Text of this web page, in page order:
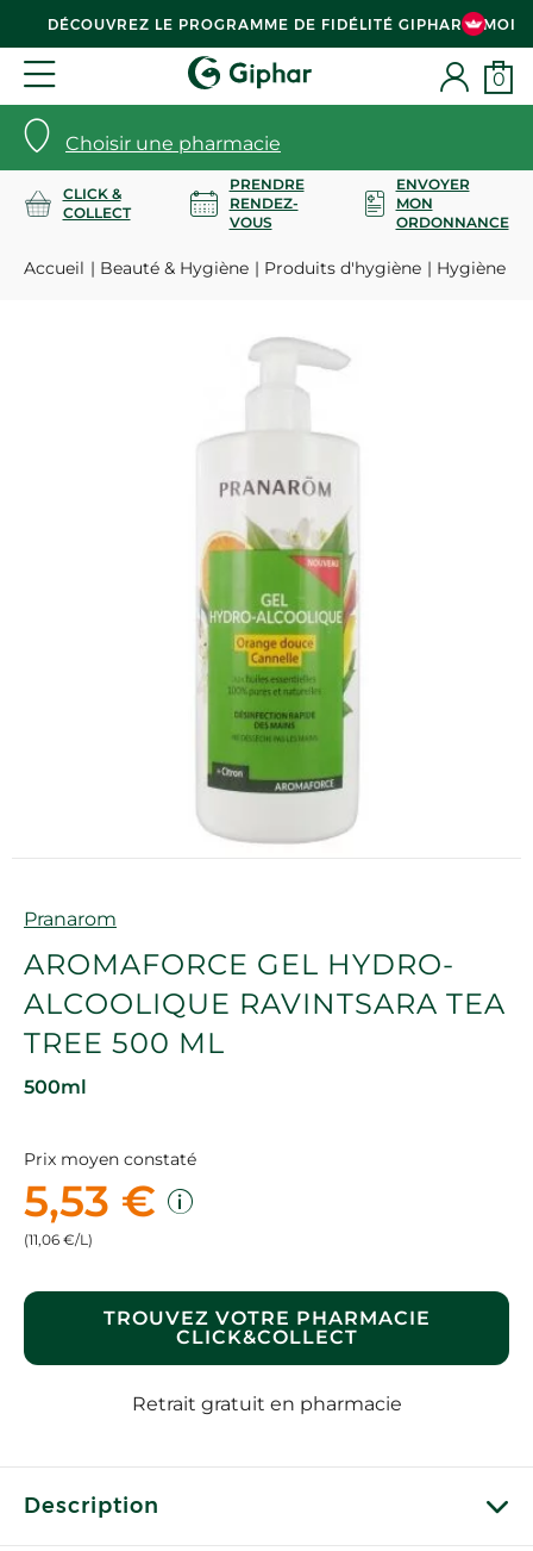
DÉCOUVREZ LE PROGRAMME DE FIDÉLITÉ GIPHAR & MOI
Choisir une pharmacie
0
CLICK &
COLLECT
PRENDRE
RENDEZ-
VOUS
ENVOYER
MON
ORDONNANCE
Accueil Beauté & Hygiène Produits d'hygiène Hygiène
Marque
Pranarom
AROMAFORCE GEL HYDRO-
ALCOOLIQUE RAVINTSARA TEA
TREE 500 ML
500ml
Prix moyen constaté
5,53 €
(11,06 €/L)
TROUVEZ VOTRE PHARMACIE
CLICK&COLLECT
Retrait gratuit en pharmacie
Description